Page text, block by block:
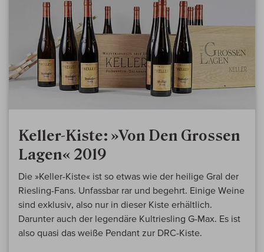
Keller-Kiste: »Von Den Grossen
Lagen« 2019
Die »Keller-Kiste« ist so etwas wie der heilige Gral der
Riesling-Fans. Unfassbar rar und begehrt. Einige Weine
sind exklusiv, also nur in dieser Kiste erhältlich.
Darunter auch der legendäre Kultriesling G-Max. Es ist
also quasi das weiße Pendant zur DRC-Kiste.